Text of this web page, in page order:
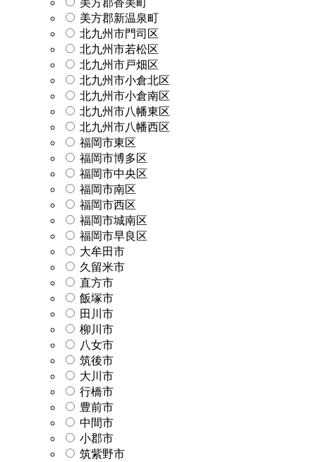
美方郡新温泉町
北九州市門司区
北九州市若松区
北九州市戸畑区
北九州市小倉北区
北九州市小倉南区
北九州市八幡東区
北九州市八幡西区
福岡市東区
福岡市博多区
福岡市中央区
福岡市南区
福岡市西区
福岡市城南区
福岡市早良区
大牟田市
久留米市
直方市
飯塚市
田川市
柳川市
八女市
筑後市
大川市
行橋市
豊前市
中間市
小郡市
筑紫野市